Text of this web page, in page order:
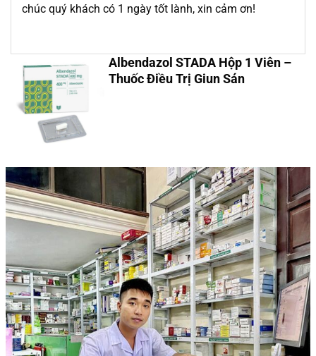
chúc quý khách có 1 ngày tốt lành, xin cảm ơn!
Albendazol STADA Hộp 1 Viên –
Thuốc Điều Trị Giun Sán